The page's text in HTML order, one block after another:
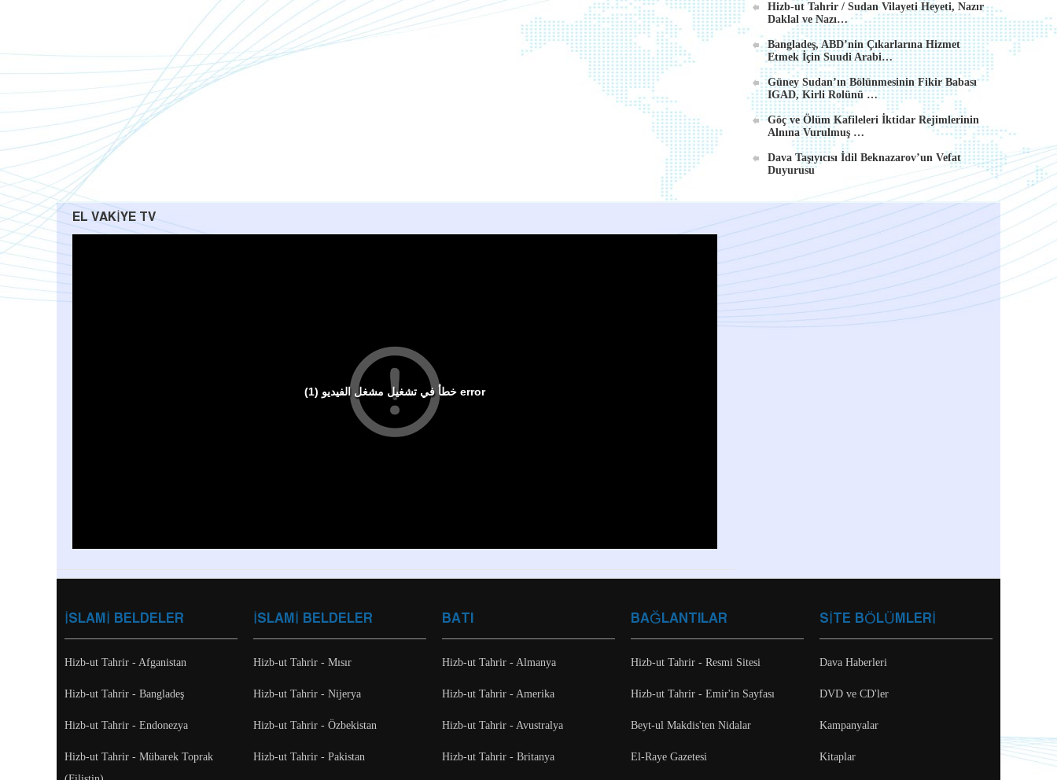
Hizb-ut Tahrir / Sudan Vilayeti Heyeti, Nazır
Daklal ve Nazı…
Bangladeş, ABD’nin Çıkarlarına Hizmet
Etmek İçin Suudi Arabi…
Güney Sudan’ın Bölünmesinin Fikir Babası
IGAD, Kirli Rolünü …
Göç ve Ölüm Kafileleri İktidar Rejimlerinin
Alnına Vurulmuş …
Dava Taşıyıcısı İdil Beknazarov’un Vefat
Duyurusu
EL VAKIYE TV
SİTE BÖLÜMLERİ
Dava Haberleri
DVD ve CD'ler
Kampanyalar
Kitaplar
BAĞLANTILAR
Hizb-ut Tahrir - Resmi Sitesi
Hizb-ut Tahrir - Emir'in Sayfası
Beyt-ul Makdis'ten Nidalar
El-Raye Gazetesi
BATI
Hizb-ut Tahrir - Almanya
Hizb-ut Tahrir - Amerika
Hizb-ut Tahrir - Avustralya
Hizb-ut Tahrir - Britanya
İSLAMİ BELDELER
Hizb-ut Tahrir - Mısır
Hizb-ut Tahrir - Nijerya
Hizb-ut Tahrir - Özbekistan
Hizb-ut Tahrir - Pakistan
İSLAMİ BELDELER
Hizb-ut Tahrir - Afganistan
Hizb-ut Tahrir - Bangladeş
Hizb-ut Tahrir - Endonezya
Hizb-ut Tahrir - Mübarek Toprak